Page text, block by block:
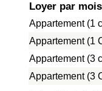
Loyer par mois
Appartement (1
Appartement (1
Appartement (3
Appartement (3